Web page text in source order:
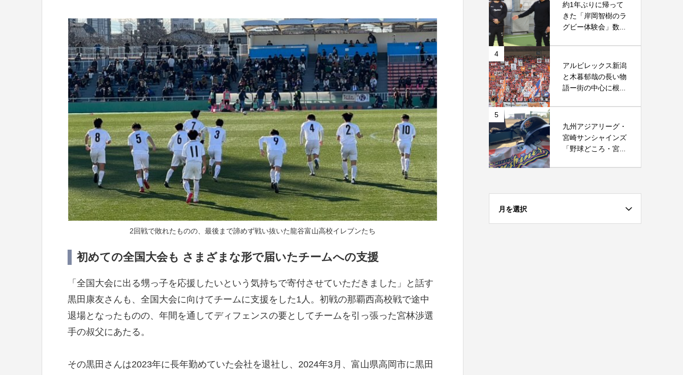
2回戦で敗れたものの、最後まで諦めず戦い抜いた龍谷富山高校イレブンたち
初めての全国大会も さまざまな形で届いたチームへの支援
「全国大会に出る甥っ子を応援したいという気持ちで寄付させていただきました」と話す
黒田康友さんも、全国大会に向けてチームに支援をした1人。初戦の那覇西高校戦で途中
退場となったものの、年間を通してディフェンスの要としてチームを引っ張った宮林渉選
手の叔父にあたる。
その黒田さんは2023年に長年勤めていた会社を退社し、2024年3月、富山県高岡市に黒田
約1年ぶりに帰って
きた「岸岡智樹のラ
グビー体験会」数...
4
アルビレックス新潟
と木暮郁哉の長い物
語ー街の中心に根...
5
九州アジアリーグ・
宮崎サンシャインズ
「野球どころ・宮...
月を選択